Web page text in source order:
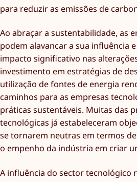
para reduzir as emissões de
Ao abraçar a sustentabilidade, as
podem alavancar a sua influência
impacto significativo nas
investimento em estratégias de
utilização de fontes de energia
caminhos para as empresas
práticas sustentáveis. Muitas das
tecnológicas já estabeleceram
se tornarem neutras em termos
o empenho da indústria em criar
A influência do sector tecnológico